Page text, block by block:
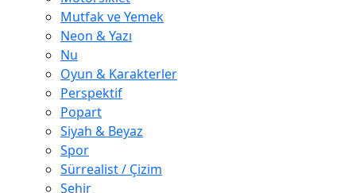
Mutfak ve Yemek
Neon & Yazı
Nu
Oyun & Karakterler
Perspektif
Popart
Siyah & Beyaz
Spor
Sürrealist / Çizim
Şehir